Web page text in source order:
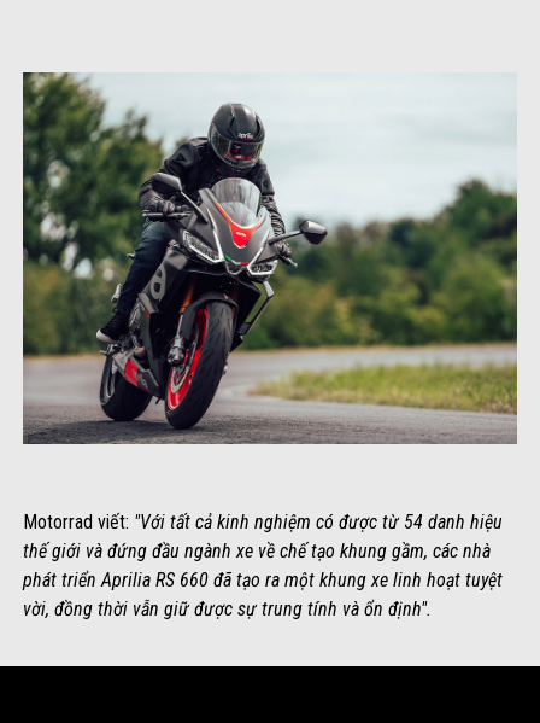
Motorrad viết: "Với tất cả kinh nghiệm có được từ 54 danh hiệu
thế giới và đứng đầu ngành xe về chế tạo khung gầm, các nhà
phát triển Aprilia RS 660 đã tạo ra một khung xe linh hoạt tuyệt
vời, đồng thời vẫn giữ được sự trung tính và ổn định".